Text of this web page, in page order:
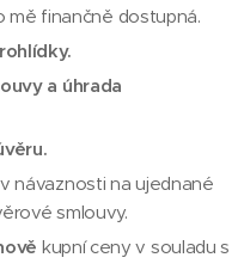
mě finančně dostupná.
a úhrada
návaznosti na ujednané
smlouvy.
kupní ceny v souladu s